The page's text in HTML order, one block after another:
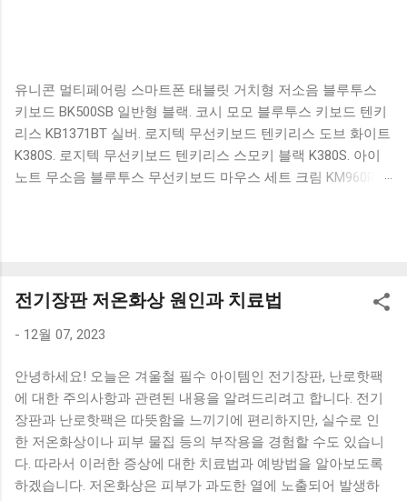
유니콘 멀티페어링 스마트폰 태블릿 거치형 저소음 블루투스
키보드 BK500SB 일반형 블랙. 코시 모모 블루투스 키보드 텐키
리스 KB1371BT 실버. 로지텍 무선키보드 텐키리스 도브 화이트
K380S. 로지텍 무선키보드 텐키리스 스모키 블랙 K380S. 아이
노트 무소음 블루투스 무선키보드 마우스 세트 크림 KM960RB
혜택을 놓치지 마세요. 다양한 할인 혜택과 빠른배송 혜택을 놓
치지 않도록 먼저 확인해보세요. 추가할인 확인하기 상품 하나
시죠? 특히 블루투스키보드 같은 상품을 고를 때는 더 고민이
많을 수 밖에 없습니다. 다양한 상품들을 상세스펙 과 가격 을
꼼꼼히 비교해서 구매하실 수 있도록 순위 추천 해드릴게요. 특
가상품 보러가기 추천상품 Best 유니콘 멀티페어링 스마트폰
태블릿 거치형 저소음 블루투스 키보드, BK-500SB, 일반형, 블
랙 유니콘 멀티페어링 스마트폰 태...
전기장판 저온화상 원인과 치료법
- 12월 07, 2023
안녕하세요! 오늘은 겨울철 필수 아이템인 전기장판, 난로핫팩
에 대한 주의사항과 관련된 내용을 알려드리려고 합니다. 전기
장판과 난로핫팩은 따뜻함을 느끼기에 편리하지만, 실수로 인
한 저온화상이나 피부 물집 등의 부작용을 경험할 수도 있습니
다. 따라서 이러한 증상에 대한 치료법과 예방법을 알아보도록
하겠습니다. 저온화상은 피부가 과도한 열에 노출되어 발생하